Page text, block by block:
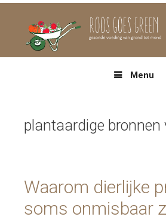
Menu
plantaardige bronnen
Waarom dierlijke
soms onmisbaar